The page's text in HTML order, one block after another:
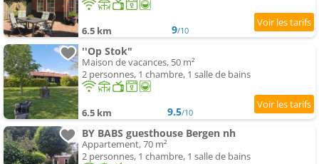
6.5 km 9/10
''Op Stok"
Maison de vacances, 50 m²
2 personnes, 1 chambre, 1 salle de bains
6.5 km 9.5/10
BY BABS guesthouse Bergen nh
Appartement, 70 m²
2 personnes, 1 chambre, 1 salle de bains